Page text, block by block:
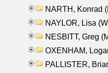
NARTH, Konrad
NAYLOR, Lisa
NESBITT, Greg
OXENHAM,
PALLISTER,